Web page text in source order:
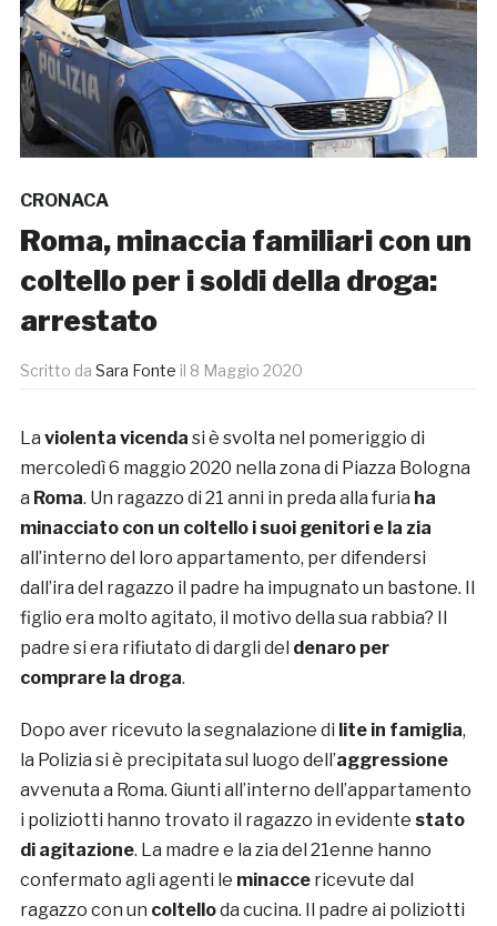
CRONACA
Roma, minaccia familiari con un
coltello per i soldi della droga:
arrestato
Scritto da Sara Fonte il 8 Maggio 2020
La violenta vicenda si è svolta nel pomeriggio di
mercoledì 6 maggio 2020 nella zona di Piazza Bologna
a Roma. Un ragazzo di 21 anni in preda alla furia ha
minacciato con un coltello i suoi genitori e la zia
all’interno del loro appartamento, per difendersi
dall’ira del ragazzo il padre ha impugnato un bastone. Il
figlio era molto agitato, il motivo della sua rabbia? Il
padre si era rifiutato di dargli del denaro per
comprare la droga.
Dopo aver ricevuto la segnalazione di lite in famiglia,
la Polizia si è precipitata sul luogo dell’aggressione
avvenuta a Roma. Giunti all’interno dell’appartamento
i poliziotti hanno trovato il ragazzo in evidente stato
di agitazione. La madre e la zia del 21enne hanno
confermato agli agenti le minaccericevute dal
ragazzo con un coltelloda cucina. Il padre ai poliziotti